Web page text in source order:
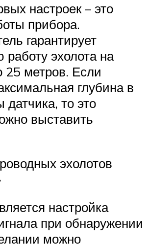
настроек – это
прибора.
гарантирует
работу эхолота на
25 метров. Если
глубина в
датчика, то это
выставить
эхолотов
настройка
при обнаружении
можно